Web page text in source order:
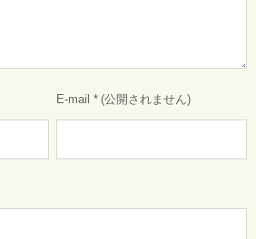
E-mail *(公開されません)